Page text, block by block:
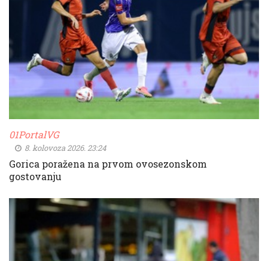
01PortalVG
8. kolovoza 2026. 23:24
Gorica poražena na prvom ovosezonskom
gostovanju